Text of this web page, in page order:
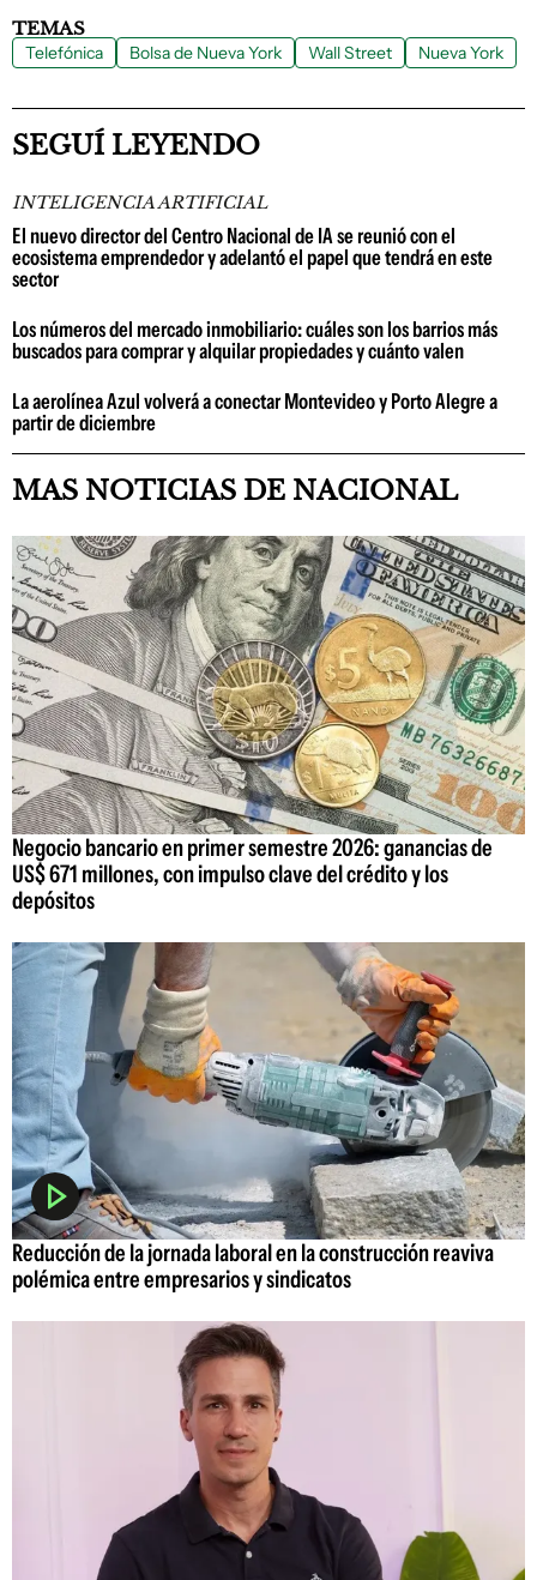
TEMAS
Telefónica Bolsa de Nueva York Wall Street Nueva York
SEGUÍ LEYENDO
INTELIGENCIA ARTIFICIAL
El nuevo director del Centro Nacional de IA se reunió con el
ecosistema emprendedor y adelantó el papel que tendrá en este
sector
Los números del mercado inmobiliario: cuáles son los barrios más
buscados para comprar y alquilar propiedades y cuánto valen
La aerolínea Azul volverá a conectar Montevideo y Porto Alegre a
partir de diciembre
MAS NOTICIAS DE NACIONAL
Negocio bancario en primer semestre 2026: ganancias de
US$ 671 millones, con impulso clave del crédito y los
depósitos
Reducción de la jornada laboral en la construcción reaviva
polémica entre empresarios y sindicatos